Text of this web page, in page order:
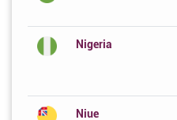
Nigeria
Niue